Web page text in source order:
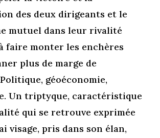
des deux dirigeants et le
mutuel dans leur rivalité
faire monter les enchères
plus de marge de
géoéconomie,
Un triptyque, caractéristique
qui se retrouve exprimée
visage, pris dans son élan,